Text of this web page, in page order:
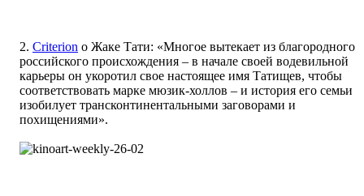
2. Criterion о Жаке Тати: «Многое вытекает из благородного
российского происхождения – в начале своей водевильной
карьеры он укоротил свое настоящее имя Татищев, чтобы
соответствовать марке мюзик-холлов – и история его семьи
изобилует трансконтинентальными заговорами и
похищениями».